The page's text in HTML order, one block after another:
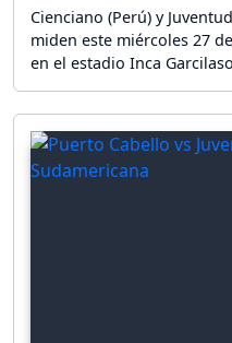
Cienciano (Perú) y
miden este miércoles 27
en el estadio Inca
fase de grupos de la
¡Sigue aquí la reacción
Sudamericana!